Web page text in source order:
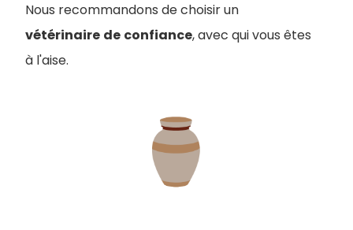
Nous recommandons de choisir un
vétérinaire de confiance, avec qui vous êtes
à l'aise.